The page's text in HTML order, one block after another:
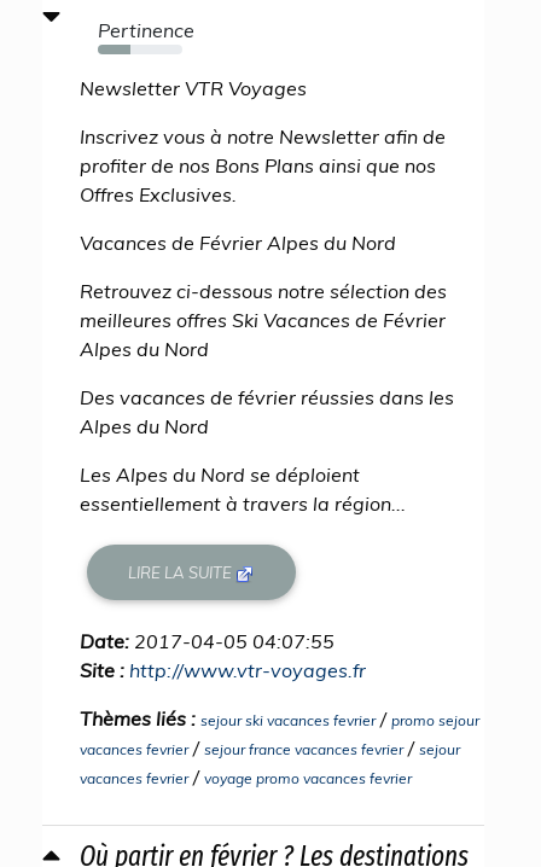
Pertinence
39%
Newsletter VTR Voyages
Inscrivez vous à notre Newsletter afin de
profiter de nos Bons Plans ainsi que nos
Offres Exclusives.
Vacances de Février Alpes du Nord
Retrouvez ci-dessous notre sélection des
meilleures offres Ski Vacances de Février
Alpes du Nord
Des vacances de février réussies dans les
Alpes du Nord
Les Alpes du Nord se déploient
essentiellement à travers la région...
LIRE LA SUITE
Date: 2017-04-05 04:07:55
Site : http://www.vtr-voyages.fr
Thèmes liés : sejour ski vacances fevrier/ promo sejour
vacances fevrier/ sejour france vacances fevrier/ sejour
vacances fevrier/ voyage promo vacances fevrier
Où partir en février ? Les destinations